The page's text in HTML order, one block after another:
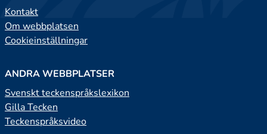
Kontakt
Om webbplatsen
Cookieinställningar
ANDRA WEBBPLATSER
Svenskt teckenspråkslexikon
Gilla Tecken
Teckenspråksvideo